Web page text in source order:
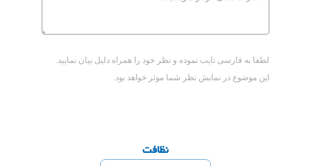
لطفا به فارسی تایب نموده و نظر خود را همراه دلیل بیان نمایید.
این موضوع در نمایش نظر شما موثر خواهد بود.
نظافت